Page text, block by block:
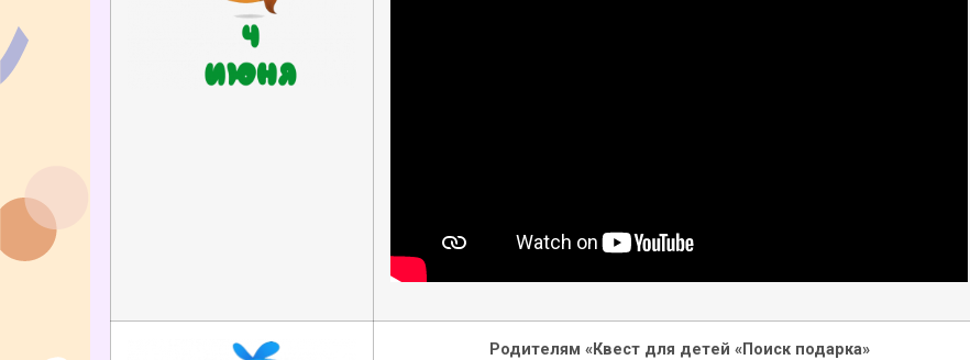
Родителям «Квест для детей «Поиск подарка»